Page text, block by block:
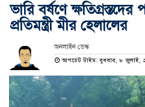
ভারি বর্ষণে
প্রতিমন্ত্রী মীর হেলালের
অনলাইন ডেস্ক
আপডেট টাইম: বুধবার, ৮ জুলাই,